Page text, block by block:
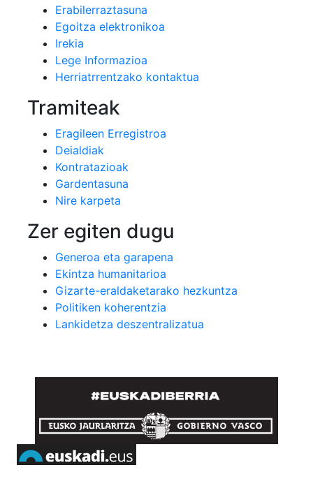
Erabilerraztasuna
Egoitza elektronikoa
Irekia
Lege Informazioa
Herriatrrentzako kontaktua
Tramiteak
Eragileen Erregistroa
Deialdiak
Kontratazioak
Gardentasuna
Nire karpeta
Zer egiten dugu
Generoa eta garapena
Ekintza humanitarioa
Gizarte-eraldaketarako hezkuntza
Politiken koherentzia
Lankidetza deszentralizatua